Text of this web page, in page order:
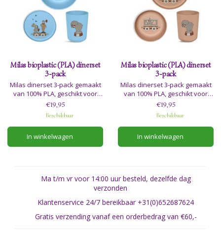
Milas bioplastic (PLA) dinerset
3-pack
Milas dinerset 3-pack gemaakt
van 100% PLA, geschikt voor
levensmiddelen en
vaatwasmachinebestendig.
Verdraagt geen verhitting of
contact met voedsel boven
70°C en is tevens niet geschikt
€19,95
Beschikbaar
In winkelwagen
Milas bioplastic (PLA) dinerset
3-pack
Milas dinerset 3-pack gemaakt
van 100% PLA, geschikt voor
levensmiddelen en
vaatwasmachinebestendig.
Verdraagt geen verhitting of
contact met voedsel boven
70°C en is tevens niet geschikt
€19,95
Beschikbaar
In winkelwagen
Ma t/m vr voor 14:00 uur besteld, dezelfde dag
verzonden
Klantenservice 24/7 bereikbaar +31(0)652687624
Gratis verzending vanaf een orderbedrag van €60,-